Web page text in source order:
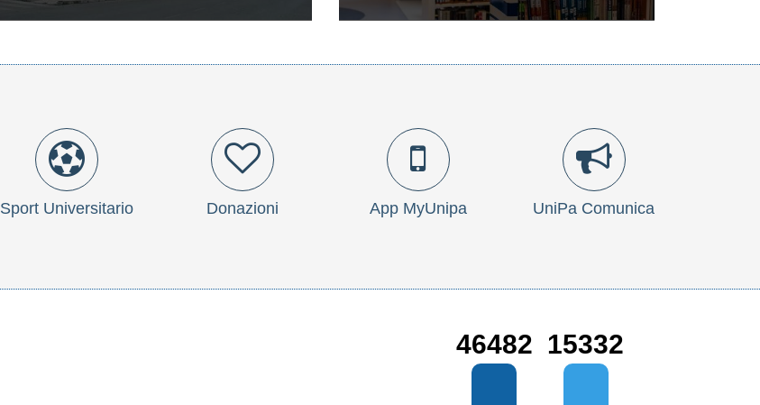
Sport Universitario Donazioni App MyUnipa UniPa Comunica
46482 15332